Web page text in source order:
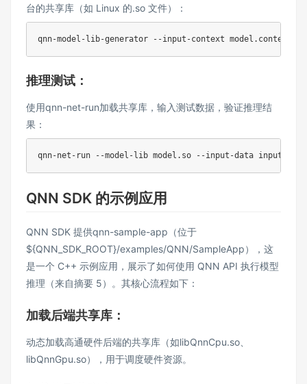
台的共享库（如 Linux 的.so 文件）：
推理测试：
使用qnn-net-run加载共享库，输入测试数据，验证推理结
果：
QNN SDK 的示例应用
QNN SDK 提供qnn-sample-app（位于
${QNN_SDK_ROOT}/examples/QNN/SampleApp），这
是一个 C++ 示例应用，展示了如何使用 QNN API 执行模型
推理（来自摘要 5）。其核心流程如下：
加载后端共享库：
动态加载高通硬件后端的共享库（如libQnnCpu.so、
libQnnGpu.so），用于调度硬件资源。